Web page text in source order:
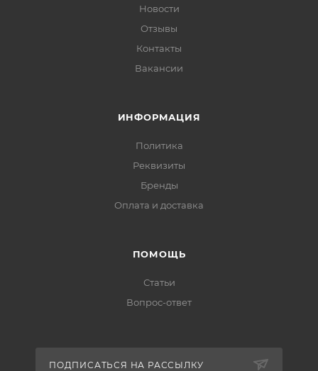
Новости
Отзывы
Контакты
Вакансии
ИНФОРМАЦИЯ
Политика
Реквизиты
Бренды
Оплата и доставка
ПОМОЩЬ
Статьи
Вопрос-ответ
ПОДПИСАТЬСЯ НА РАССЫЛКУ